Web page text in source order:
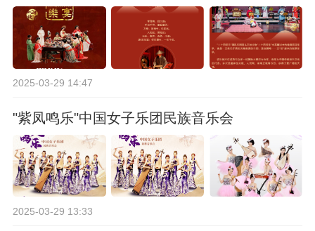
2025-03-29 14:47
"紫凤鸣乐"中国女子乐团民族音乐会
2025-03-29 13:33